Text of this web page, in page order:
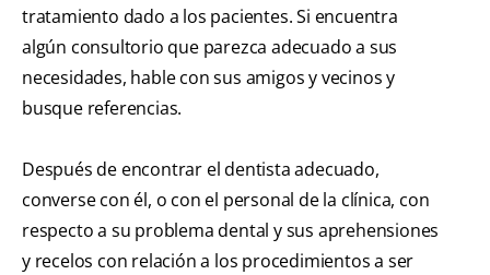
tratamiento dado a los pacientes. Si encuentra
algún consultorio que parezca adecuado a sus
necesidades, hable con sus amigos y vecinos y
busque referencias.
Después de encontrar el dentista adecuado,
converse con él, o con el personal de la clínica, con
respecto a su problema dental y sus aprehensiones
y recelos con relación a los procedimientos a ser